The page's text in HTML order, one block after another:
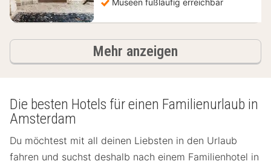
Museen fußläufig erreichbar
Mehr anzeigen
Die besten Hotels für einen Familienurlaub in
Amsterdam
Du möchtest mit all deinen Liebsten in den Urlaub
fahren und suchst deshalb nach einem Familienhotel in